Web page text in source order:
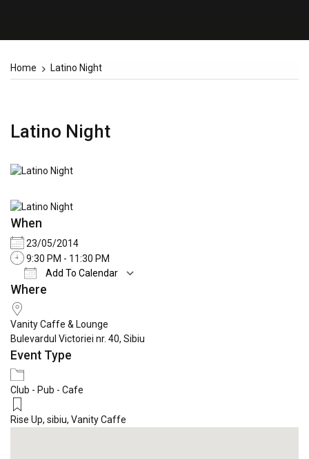
Home Latino Night
Latino Night
When
23/05/2014
9:30 PM - 11:30 PM
Add To Calendar
Download ICS
Where
Vanity Caffe & Lounge
Bulevardul Victoriei nr. 40, Sibiu
Event Type
Club - Pub - Cafe
Rise Up, sibiu, Vanity Caffe